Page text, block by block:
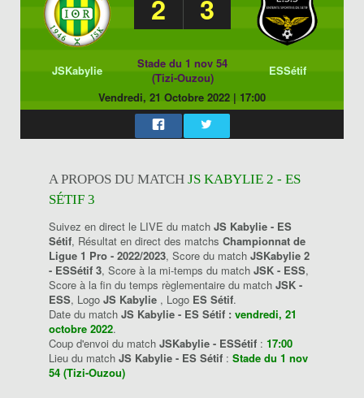
2 3
JSKabylie
Stade du 1 nov 54
(Tizi-Ouzou)
ESSétif
Vendredi, 21 Octobre 2022 | 17:00
A PROPOS DU MATCH JS KABYLIE 2 - ES
SÉTIF 3
Suivez en direct le LIVE du match JS Kabylie - ES
Sétif, Résultat en direct des matchs Championnat de
Ligue 1 Pro - 2022/2023, Score du match JSKabylie 2
- ESSétif 3, Score à la mi-temps du match JSK - ESS,
Score à la fin du temps règlementaire du match JSK -
ESS, Logo JS Kabylie , Logo ES Sétif.
Date du match JS Kabylie - ES Sétif : vendredi, 21
octobre 2022.
Coup d'envoi du match JSKabylie - ESSétif : 17:00
Lieu du match JS Kabylie - ES Sétif : Stade du 1 nov
54 (Tizi-Ouzou)